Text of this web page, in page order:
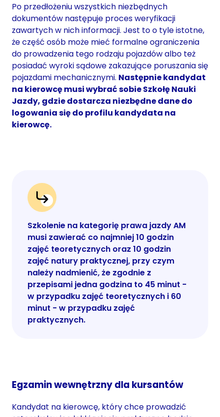
Po przedłożeniu wszystkich niezbędnych
dokumentów następuje proces weryfikacji
zawartych w nich informacji. Jest to o tyle istotne,
że część osób może mieć formalne ograniczenia
do prowadzenia tego rodzaju pojazdów albo też
posiadać wyroki sądowe zakazujące poruszania się
pojazdami mechanicznymi. Następnie kandydat
na kierowcę musi wybrać sobie Szkołę Nauki
Jazdy, gdzie dostarcza niezbędne dane do
logowania się do profilu kandydata na
kierowcę.
Szkolenie na kategorię prawa jazdy AM
musi zawierać co najmniej 10 godzin
zajęć teoretycznych oraz 10 godzin
zajęć natury praktycznej, przy czym
należy nadmienić, że zgodnie z
przepisami jedna godzina to 45 minut -
w przypadku zajęć teoretycznych i 60
minut - w przypadku zajęć
praktycznych.
Egzamin wewnętrzny dla kursantów
Kandydat na kierowcę, który chce prowadzić